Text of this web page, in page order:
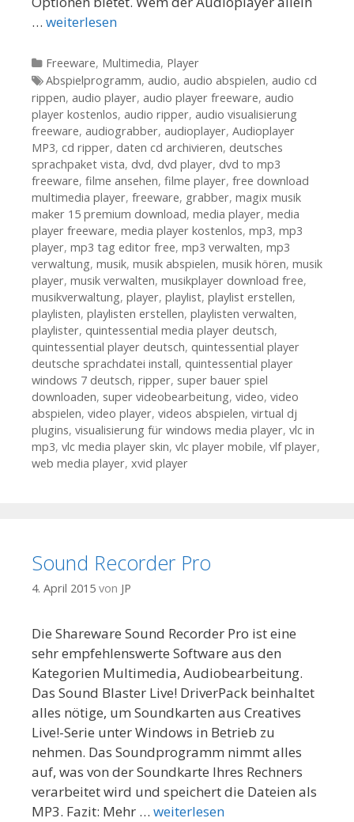
… weiterlesen
Kategorien
Freeware, Multimedia, Player
Tags
Abspielprogramm, audio, audio abspielen, audio cd
rippen, audio player, audio player freeware, audio
player kostenlos, audio ripper, audio visualisierung
freeware, audiograbber, audioplayer, Audioplayer
MP3, cd ripper, daten cd archivieren, deutsches
sprachpaket vista, dvd, dvd player, dvd to mp3
freeware, filme ansehen, filme player, free download
multimedia player, freeware, grabber, magix musik
maker 15 premium download, media player, media
player freeware, media player kostenlos, mp3, mp3
player, mp3 tag editor free, mp3 verwalten, mp3
verwaltung, musik, musik abspielen, musik hören, musik
player, musik verwalten, musikplayer download free,
musikverwaltung, player, playlist, playlist erstellen,
playlisten, playlisten erstellen, playlisten verwalten,
playlister, quintessential media player deutsch,
quintessential player deutsch, quintessential player
deutsche sprachdatei install, quintessential player
windows 7 deutsch, ripper, super bauer spiel
downloaden, super videobearbeitung, video, video
abspielen, video player, videos abspielen, virtual dj
plugins, visualisierung für windows media player, vlc in
mp3, vlc media player skin, vlc player mobile, vlf player,
web media player, xvid player
Sound Recorder Pro
4. April 2015 von JP
Die Shareware Sound Recorder Pro ist eine
sehr empfehlenswerte Software aus den
Kategorien Multimedia, Audiobearbeitung.
Das Sound Blaster Live! DriverPack beinhaltet
alles nötige, um Soundkarten aus Creatives
Live!-Serie unter Windows in Betrieb zu
nehmen. Das Soundprogramm nimmt alles
auf, was von der Soundkarte Ihres Rechners
verarbeitet wird und speichert die Dateien als
MP3. Fazit: Mehr … weiterlesen